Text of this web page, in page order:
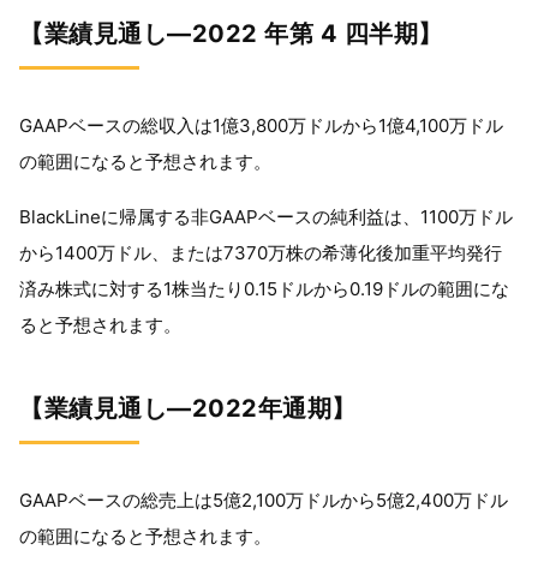
【業績見通し―2022 年第 4 四半期】
GAAPベースの総収入は1億3,800万ドルから1億4,100万ドル
の範囲になると予想されます。
BlackLineに帰属する非GAAPベースの純利益は、1100万ドル
から1400万ドル、または7370万株の希薄化後加重平均発行
済み株式に対する1株当たり0.15ドルから0.19ドルの範囲にな
ると予想されます。
【業績見通し―2022年通期】
GAAPベースの総売上は5億2,100万ドルから5億2,400万ドル
の範囲になると予想されます。